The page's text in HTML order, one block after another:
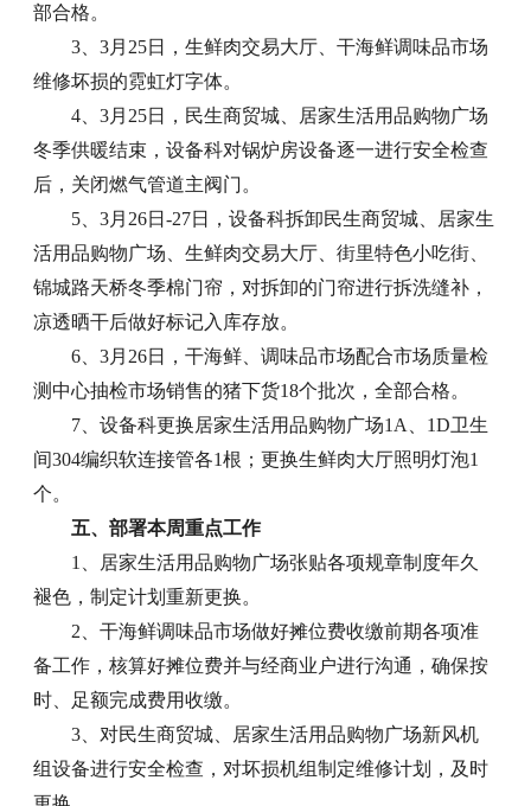
部合格。
3、3月25日，生鲜肉交易大厅、干海鲜调味品市场
维修坏损的霓虹灯字体。
4、3月25日，民生商贸城、居家生活用品购物广场
冬季供暖结束，设备科对锅炉房设备逐一进行安全检查
后，关闭燃气管道主阀门。
5、3月26日-27日，设备科拆卸民生商贸城、居家生
活用品购物广场、生鲜肉交易大厅、街里特色小吃街、
锦城路天桥冬季棉门帘，对拆卸的门帘进行拆洗缝补，
凉透晒干后做好标记入库存放。
6、3月26日，干海鲜、调味品市场配合市场质量检
测中心抽检市场销售的猪下货18个批次，全部合格。
7、设备科更换居家生活用品购物广场1A、1D卫生
间304编织软连接管各1根；更换生鲜肉大厅照明灯泡1
个。
五、部署本周重点工作
1、居家生活用品购物广场张贴各项规章制度年久
褪色，制定计划重新更换。
2、干海鲜调味品市场做好摊位费收缴前期各项准
备工作，核算好摊位费并与经商业户进行沟通，确保按
时、足额完成费用收缴。
3、对民生商贸城、居家生活用品购物广场新风机
组设备进行安全检查，对坏损机组制定维修计划，及时